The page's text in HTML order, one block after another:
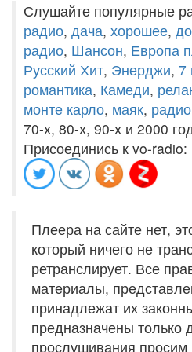
Слушайте популярные
радио, дача, хорошее,
радио, Шансон, Европа
Русский Хит, Энерджи, 7
романтика, Камеди,
монте карло, маяк,
70-х, 80-х, 90-х и 2000
Присоединись к vo-radio:
Плеера на сайте нет,
который ничего не
ретранслирует. Все
материалы,
принадлежат их
предназначены только
прослушивания просим